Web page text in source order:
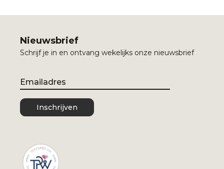
Nieuwsbrief
Schrijf je in en ontvang wekelijks onze nieuwsbrief
Email
Inschrijven